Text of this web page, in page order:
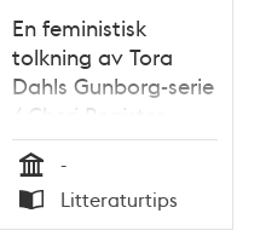
En feministisk
tolkning av Tora
Dahls Gunborg-serie
/ Cheri Register
Tid
-
Typ
Litteraturtips